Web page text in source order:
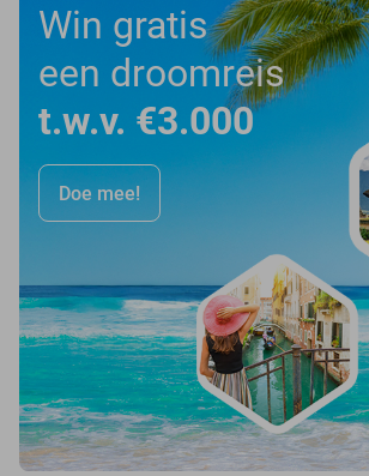
Win gratis
een droomreis
t.w.v. €3.000
Doe mee!